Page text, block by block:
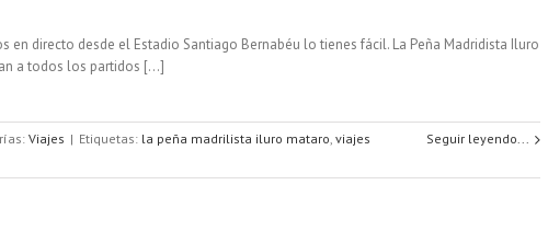
en directo desde el Estadio Santiago Bernabéu lo tienes fácil. La Peña Madridista Iluro
a todos los partidos [...]
Viajes | Etiquetas: la peña madrilista iluro mataro, viajes
Seguir leyendo...